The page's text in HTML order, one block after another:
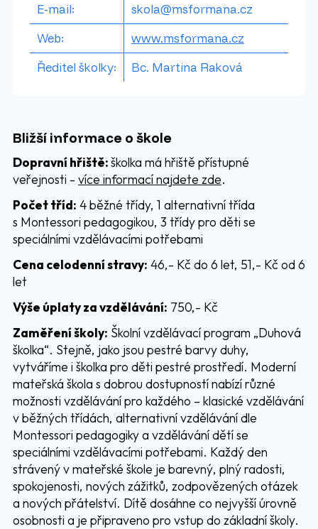
E-mail:
skola@msformana.cz
Web:
www.msformana.cz
Ředitel školky:
Bc. Martina Raková
Bližší informace o škole
Dopravní hřiště:školka má hřiště přístupné
veřejnosti - více informací najdete zde.
Počet tříd: 4 běžné třídy, 1 alternativní třída
s Montessori pedagogikou, 3 třídy pro děti se
speciálními vzdělávacími potřebami
Cena celodenní stravy: 46,- Kč do 6 let, 51,- Kč od 6
let
Výše úplaty za vzdělávání: 750,- Kč
Zaměření školy: Školní vzdělávací program „Duhová
školka“. Stejně, jako jsou pestré barvy duhy,
vytváříme i školka pro děti pestré prostředí. Moderní
mateřská škola s dobrou dostupností nabízí různé
možnosti vzdělávání pro každého – klasické vzdělávání
v běžných třídách, alternativní vzdělávání dle
Montessori pedagogiky a vzdělávání dětí se
speciálními vzdělávacími potřebami. Každý den
strávený v mateřské škole je barevný, plný radosti,
spokojenosti, nových zážitků, zodpovězených otázek
a nových přátelství. Dítě dosáhne co nejvyšší úrovně
osobnosti a je připraveno pro vstup do základní školy.